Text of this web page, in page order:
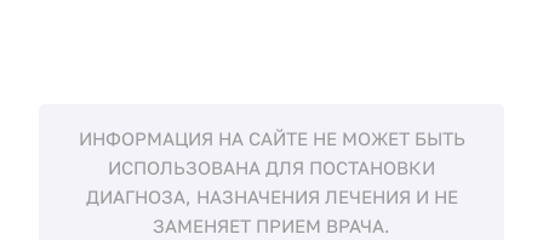
ИНФОРМАЦИЯ НА САЙТЕ НЕ МОЖЕТ БЫТЬ
ИСПОЛЬЗОВАНА ДЛЯ ПОСТАНОВКИ
ДИАГНОЗА, НАЗНАЧЕНИЯ ЛЕЧЕНИЯ И НЕ
ЗАМЕНЯЕТ ПРИЕМ ВРАЧА.